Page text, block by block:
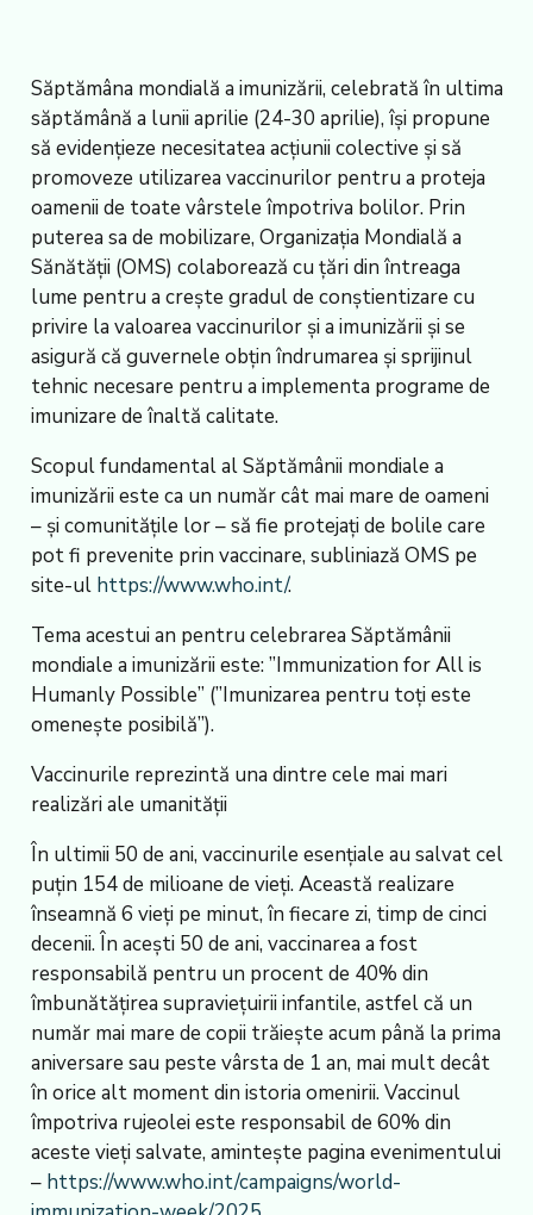
Săptămâna mondială a imunizării, celebrată în ultima
săptămână a lunii aprilie (24-30 aprilie), își propune
să evidențieze necesitatea acțiunii colective și să
promoveze utilizarea vaccinurilor pentru a proteja
oamenii de toate vârstele împotriva bolilor. Prin
puterea sa de mobilizare, Organizația Mondială a
Sănătății (OMS) colaborează cu țări din întreaga
lume pentru a crește gradul de conștientizare cu
privire la valoarea vaccinurilor și a imunizării și se
asigură că guvernele obțin îndrumarea și sprijinul
tehnic necesare pentru a implementa programe de
imunizare de înaltă calitate.
Scopul fundamental al Săptămânii mondiale a
imunizării este ca un număr cât mai mare de oameni
– și comunitățile lor – să fie protejați de bolile care
pot fi prevenite prin vaccinare, subliniază OMS pe
site-ul https://www.who.int/.
Tema acestui an pentru celebrarea Săptămânii
mondiale a imunizării este: ”Immunization for All is
Humanly Possible” (”Imunizarea pentru toți este
omenește posibilă”).
Vaccinurile reprezintă una dintre cele mai mari
realizări ale umanității
În ultimii 50 de ani, vaccinurile esențiale au salvat cel
puțin 154 de milioane de vieți. Această realizare
înseamnă 6 vieți pe minut, în fiecare zi, timp de cinci
decenii. În acești 50 de ani, vaccinarea a fost
responsabilă pentru un procent de 40% din
îmbunătățirea supraviețuirii infantile, astfel că un
număr mai mare de copii trăiește acum până la prima
aniversare sau peste vârsta de 1 an, mai mult decât
în orice alt moment din istoria omenirii. Vaccinul
împotriva rujeolei este responsabil de 60% din
aceste vieți salvate, amintește pagina evenimentului
– https://www.who.int/campaigns/world-